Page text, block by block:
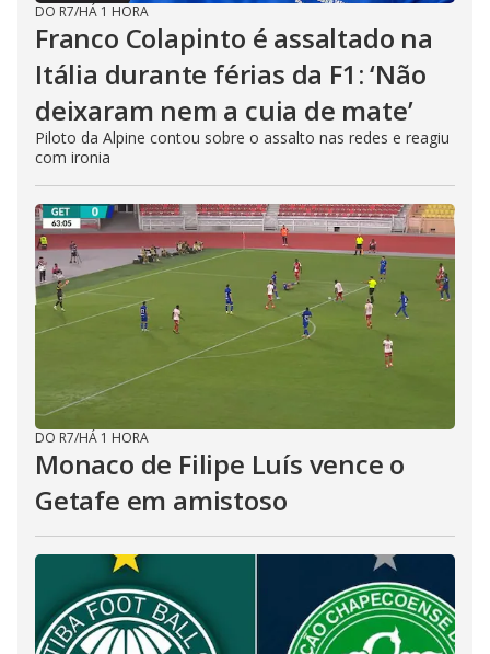
DO R7/HÁ 1 HORA
Franco Colapinto é assaltado na
Itália durante férias da F1: ‘Não
deixaram nem a cuia de mate’
Piloto da Alpine contou sobre o assalto nas redes e reagiu
com ironia
DO R7/HÁ 1 HORA
Monaco de Filipe Luís vence o
Getafe em amistoso